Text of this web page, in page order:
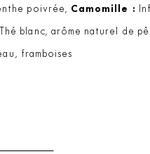
poivrée, Camomille :
Thé blanc, arôme naturel de
framboises